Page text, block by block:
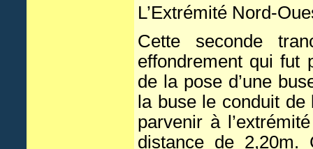
L’Extrémité Nord-
Cette seconde
effondrement qui fut
de la pose d’une
la buse le conduit de
parvenir à
distance de 2,20m.